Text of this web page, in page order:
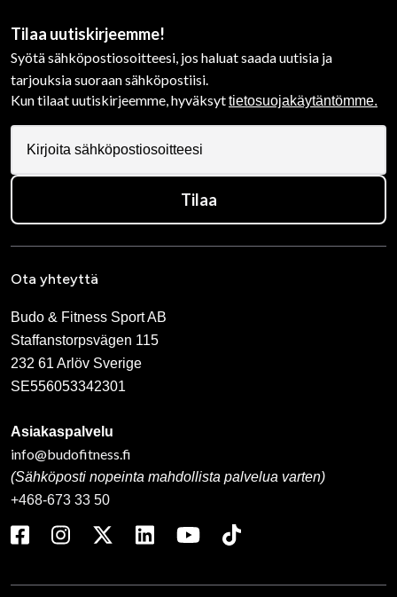
Tilaa uutiskirjeemme!
Syötä sähköpostiosoitteesi, jos haluat saada uutisia ja
tarjouksia suoraan sähköpostiisi.
Kun tilaat uutiskirjeemme, hyväksyttietosuojakäytäntömme.
Tilaa
Ota yhteyttä
Budo & Fitness Sport AB
Staffanstorpsvägen 115
232 61 Arlöv Sverige
SE556053342301
Asiakaspalvelu
info@budofitness.fi
(Sähköposti nopeinta mahdollista palvelua varten)
+468-673 33 50